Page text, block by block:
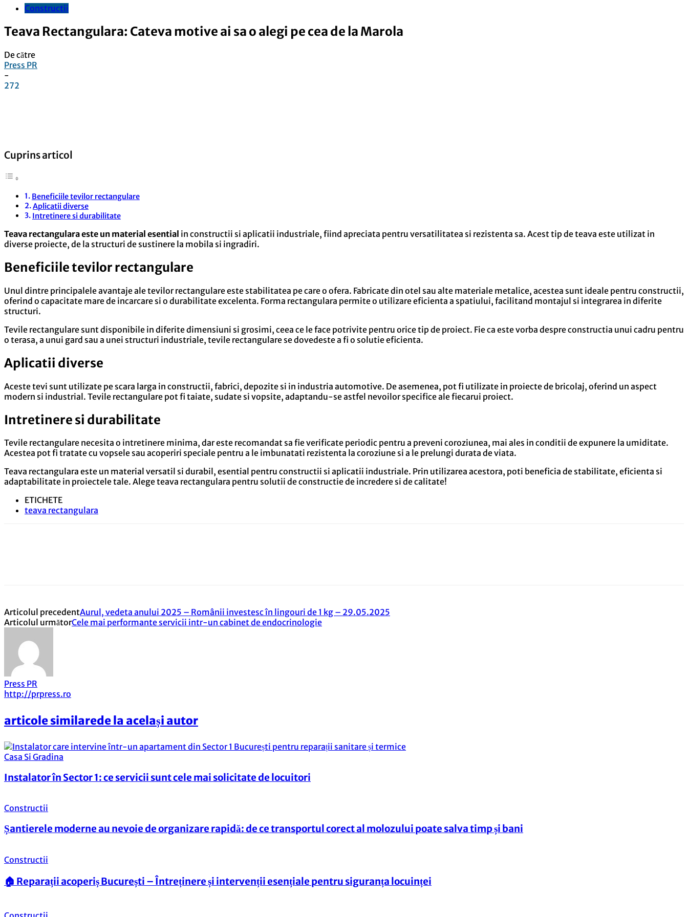
Constructii
Teava Rectangulara: Cateva motive ai sa o alegi pe cea de la Marola
De către
Press PR
-
272
Cuprins articol
Beneficiile tevilor rectangulare
Aplicatii diverse
Intretinere si durabilitate
Teava rectangulara este un material esential in constructii si aplicatii industriale, fiind apreciata pentru versatilitatea si rezistenta sa. Acest tip de teava este utilizat in
diverse proiecte, de la structuri de sustinere la mobila si ingradiri.
Beneficiile tevilor rectangulare
Unul dintre principalele avantaje ale tevilor rectangulare este stabilitatea pe care o ofera. Fabricate din otel sau alte materiale metalice, acestea sunt ideale pentru constructii,
oferind o capacitate mare de incarcare si o durabilitate excelenta. Forma rectangulara permite o utilizare eficienta a spatiului, facilitand montajul si integrarea in diferite
structuri.
Tevile rectangulare sunt disponibile in diferite dimensiuni si grosimi, ceea ce le face potrivite pentru orice tip de proiect. Fie ca este vorba despre constructia unui cadru pentru
o terasa, a unui gard sau a unei structuri industriale, tevile rectangulare se dovedeste a fi o solutie eficienta.
Aplicatii diverse
Aceste tevi sunt utilizate pe scara larga in constructii, fabrici, depozite si in industria automotive. De asemenea, pot fi utilizate in proiecte de bricolaj, oferind un aspect
modern si industrial. Tevile rectangulare pot fi taiate, sudate si vopsite, adaptandu-se astfel nevoilor specifice ale fiecarui proiect.
Intretinere si durabilitate
Tevile rectangulare necesita o intretinere minima, dar este recomandat sa fie verificate periodic pentru a preveni coroziunea, mai ales in conditii de expunere la umiditate.
Acestea pot fi tratate cu vopsele sau acoperiri speciale pentru a le imbunatati rezistenta la coroziune si a le prelungi durata de viata.
Teava rectangulara este un material versatil si durabil, esential pentru constructii si aplicatii industriale. Prin utilizarea acestora, poti beneficia de stabilitate, eficienta si
adaptabilitate in proiectele tale. Alege teava rectangulara pentru solutii de constructie de incredere si de calitate!
ETICHETE
teava rectangulara
Articolul precedentAurul, vedeta anului 2025 – Românii investesc în lingouri de 1 kg – 29.05.2025
Articolul următorCele mai performante servicii intr-un cabinet de endocrinologie
Press PR
http://prpress.ro
articole similarede la același autor
Casa Si Gradina
Instalator în Sector 1: ce servicii sunt cele mai solicitate de locuitori
Constructii
Șantierele moderne au nevoie de organizare rapidă: de ce transportul corect al molozului poate salva timp și bani
Constructii
🏠 Reparații acoperiș București – Întreținere și intervenții esențiale pentru siguranța locuinței